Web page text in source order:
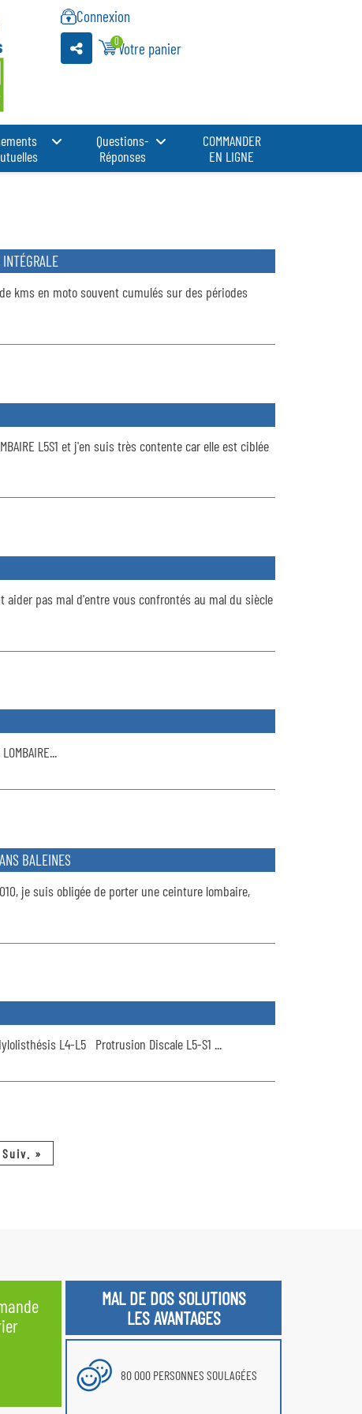
Connexion
Votre panier
0
Questions-
Réponses
COMMANDER
EN LIGNE
kms en moto souvent cumulés sur des périodes
L5S1 et j'en suis très contente car elle est ciblée
pas mal d'entre vous confrontés au mal du siècle
BALEINES
je suis obligée de porter une ceinture lombaire,
L4-L5 Protrusion Discale L5-S1 ...
Suiv. »
MAL DE DOS SOLUTIONS
LES AVANTAGES
80 000 PERSONNES SOULAGÉES